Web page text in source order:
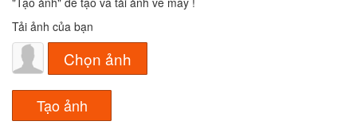
Tải ảnh của bạn
Chọn ảnh